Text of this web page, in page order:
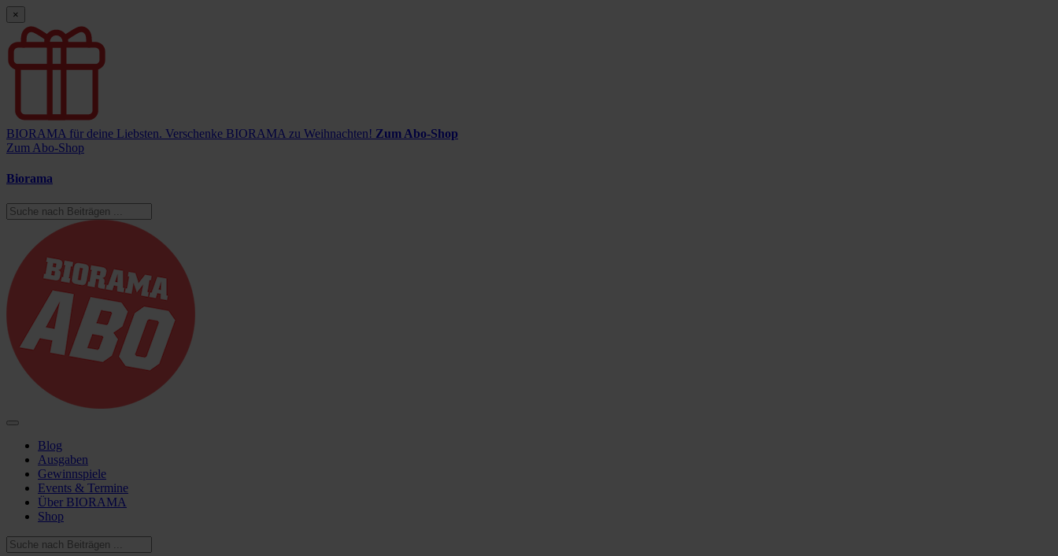
×
BIORAMA für deine Liebsten. Verschenke BIORAMA zu Weihnachten! Zum Abo-Shop
Zum Abo-Shop
Biorama
Blog
Ausgaben
Gewinnspiele
Events & Termine
Über BIORAMA
Shop